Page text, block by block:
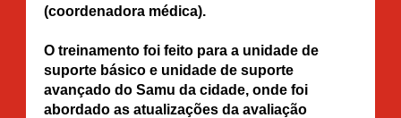
(coordenadora médica).
O treinamento foi feito para a unidade de
suporte básico e unidade de suporte
avançado do Samu da cidade, onde foi
abordado as atualizações da avaliação